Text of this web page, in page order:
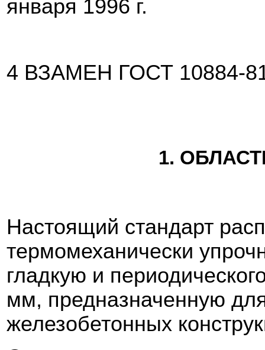
января 1996 г.
4 ВЗАМЕН ГОСТ 10884-
1.
Настоящий стандарт
термомеханически
гладкую и
мм, предназначенную
железобетонных